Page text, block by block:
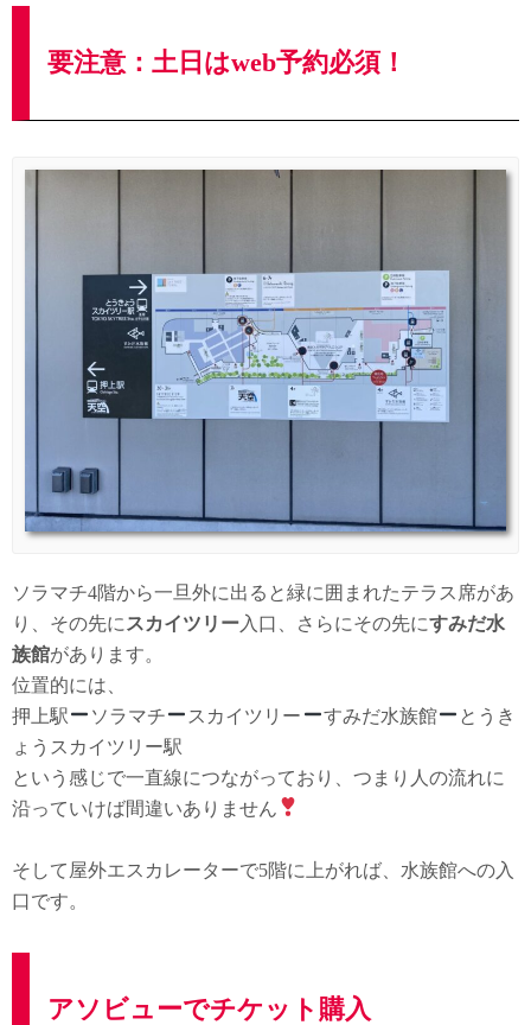
要注意：土日はweb予約必須！
ソラマチ4階から一旦外に出ると緑に囲まれたテラス席があ
り、その先に スカイツリー入口、さらにその先にすみだ水
族館があります。
位置的には、
押上駅
ソラマチ スカイツリー すみだ水族館
とうき
ょうスカイツリー駅
という感じで一直線につながっており、つまり人の流れに
沿っていけば間違いありません
そして屋外エスカレーターで5階に上がれば、水族館への入
口です。
アソビューでチケット購入